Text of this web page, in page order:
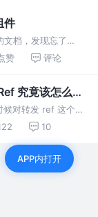
件
档，发现忘了
transition的使用方
赞 评论
究竟该怎么
对转发 ref 这个概
该会豁然开朗吧，
10
APP内打开